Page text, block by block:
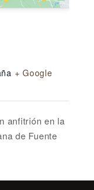
+ Google
anfitrión en la
de Fuente